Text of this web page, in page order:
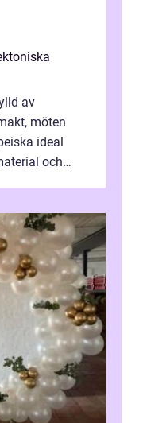
av
möten
ideal
och